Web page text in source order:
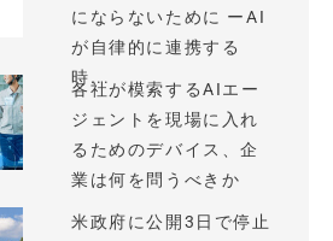
にならないために ーAI
が自律的に連携する
時...
各社が模索するAIエー
ジェントを現場に入れ
るためのデバイス、企
業は何を問うべきか
米政府に公開3日で停止